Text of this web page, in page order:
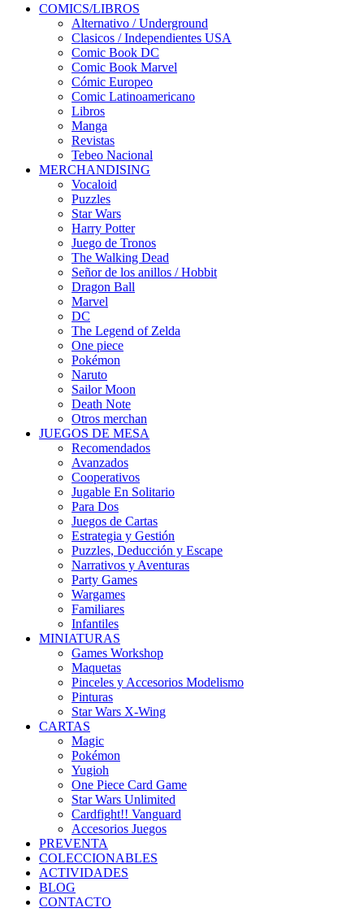
COMICS/LIBROS
Alternativo / Underground
Clasicos / Independientes USA
Comic Book DC
Comic Book Marvel
Cómic Europeo
Comic Latinoamericano
Libros
Manga
Revistas
Tebeo Nacional
MERCHANDISING
Vocaloid
Puzzles
Star Wars
Harry Potter
Juego de Tronos
The Walking Dead
Señor de los anillos / Hobbit
Dragon Ball
Marvel
DC
The Legend of Zelda
One piece
Pokémon
Naruto
Sailor Moon
Death Note
Otros merchan
JUEGOS DE MESA
Recomendados
Avanzados
Cooperativos
Jugable En Solitario
Para Dos
Juegos de Cartas
Estrategia y Gestión
Puzzles, Deducción y Escape
Narrativos y Aventuras
Party Games
Wargames
Familiares
Infantiles
MINIATURAS
Games Workshop
Maquetas
Pinceles y Accesorios Modelismo
Pinturas
Star Wars X-Wing
CARTAS
Magic
Pokémon
Yugioh
One Piece Card Game
Star Wars Unlimited
Cardfight!! Vanguard
Accesorios Juegos
PREVENTA
COLECCIONABLES
ACTIVIDADES
BLOG
CONTACTO